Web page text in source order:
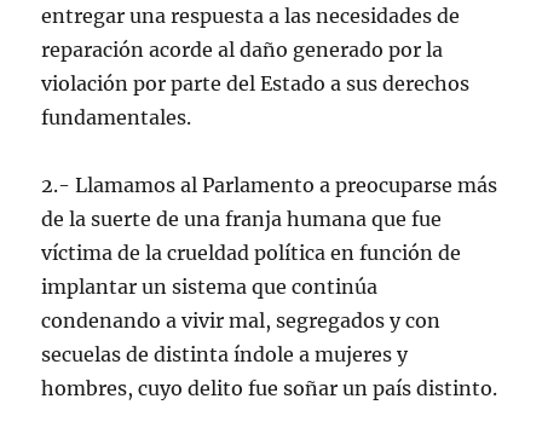
entregar una respuesta a las necesidades de
reparación acorde al daño generado por la
violación por parte del Estado a sus derechos
fundamentales.
2.- Llamamos al Parlamento a preocuparse más
de la suerte de una franja humana que fue
víctima de la crueldad política en función de
implantar un sistema que continúa
condenando a vivir mal, segregados y con
secuelas de distinta índole a mujeres y
hombres, cuyo delito fue soñar un país distinto.